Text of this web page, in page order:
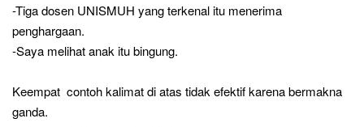
-Tiga dosen UNISMUH yang terkenal itu menerima
penghargaan.
-Saya melihat anak itu bingung.
Keempat contoh kalimat di atas tidak efektif karena bermakna
ganda.